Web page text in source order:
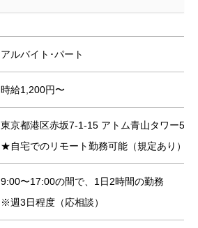
アルバイト･パート
時給1,200円〜
東京都港区赤坂7-1-15 アトム青山タワー5階
★自宅でのリモート勤務可能（規定あり）
9:00〜17:00の間で、1日2時間の勤務
※週3日程度（応相談）